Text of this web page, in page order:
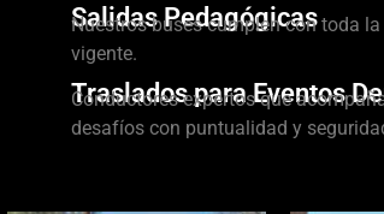
Salidas Pedagógicas
Nuestros buses cumplen con toda
vigente.
Traslados para Eventos
Conductores expertos que
desafíos con puntualidad y